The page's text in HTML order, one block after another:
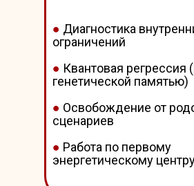
● Диагностика
ограничений
● Квантовая регрессия
генетической памятью)
● Освобождение от
сценариев
● Работа по первому
энергетическому